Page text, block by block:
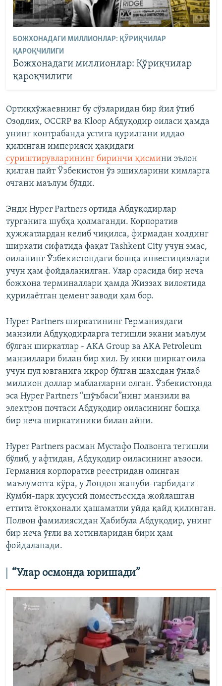
БОЖХОНАДАГИ МИЛЛИОНЛАР: ҚЎРИҚЧИЛАР
ҚАРОҚЧИЛИГИ
Божхонадаги миллионлар: Қўриқчилар
қароқчилиги
Ортиқхўжаевнинг бу сўзларидан бир йил ўтиб
Озодлик, OCCRP ва Kloop Абдуқодир оиласи ҳамда
унинг контрабанда устига қурилгани иддао
қилинган империяси ҳақидаги
суриштирувларининг биринчи қисмини эълон
қилган пайт Ўзбекистон ўз эшикларини кимларга
очгани маълум бўлди.
Энди Hyper Partners ортида Абдуқодирлар
турганига шубҳа қолмаганди. Корпоратив
ҳужжатлардан келиб чиқилса, фирмадан холдинг
ширкати сифатида фақат Tashkent City учун эмас,
оиланинг Ўзбекистондаги бошқа инвестициялари
учун ҳам фойдаланилган. Улар орасида бир неча
божхона терминаллари ҳамда Жиззах вилоятида
қурилаётган цемент заводи ҳам бор.
Hyper Partners ширкатининг Германиядаги
манзили Абдуқодирларга тегишли экани маълум
бўлган ширкатлар - AKA Group ва AKA Petroleum
манзиллари билан бир хил. Бу икки ширкат оила
учун пул ювганига иқрор бўлган шахсдан ўнлаб
миллион доллар маблағларни олган. Ўзбекистонда
эса Hyper Partners “шўъбаси”нинг манзили ва
электрон почтаси Абдуқодир оиласининг бошқа
бир неча ширкатиники билан айни.
Hyper Partners расман Мустафо Полвонга тегишли
бўлиб, у афтидан, Абдуқодир оиласининг аъзоси.
Германия корпоратив реестридан олинган
маълумотга кўра, у Лондон жануби-ғарбидаги
Кумби-парк хусусий поместьесида жойлашган
еттита ётоқхонали ҳашаматли уйда қайд қилинган.
Полвон фамилиясидан Ҳабибула Абдуқодир, унинг
бир неча ўғли ва хотинларидан бири ҳам
фойдаланади.
“Улар осмонда юришади”